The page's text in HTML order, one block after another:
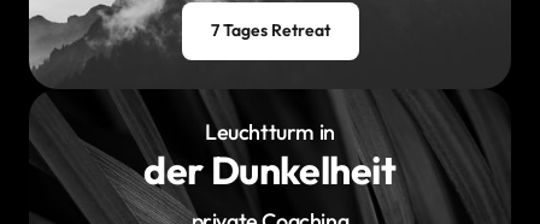
7 Tages Retreat
Leuchtturm in
‍der Dunkelheit